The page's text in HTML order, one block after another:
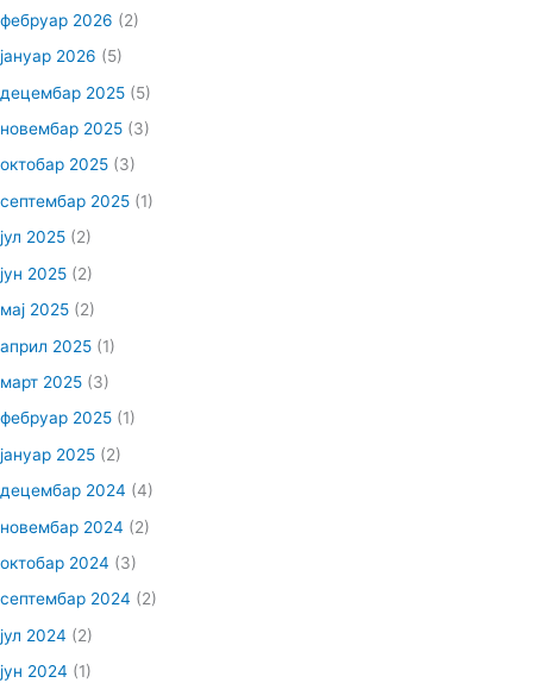
фебруар 2026 (2)
јануар 2026 (5)
децембар 2025 (5)
новембар 2025 (3)
октобар 2025 (3)
септембар 2025 (1)
јул 2025 (2)
јун 2025 (2)
мај 2025 (2)
април 2025 (1)
март 2025 (3)
фебруар 2025 (1)
јануар 2025 (2)
децембар 2024 (4)
новембар 2024 (2)
октобар 2024 (3)
септембар 2024 (2)
јул 2024 (2)
јун 2024 (1)